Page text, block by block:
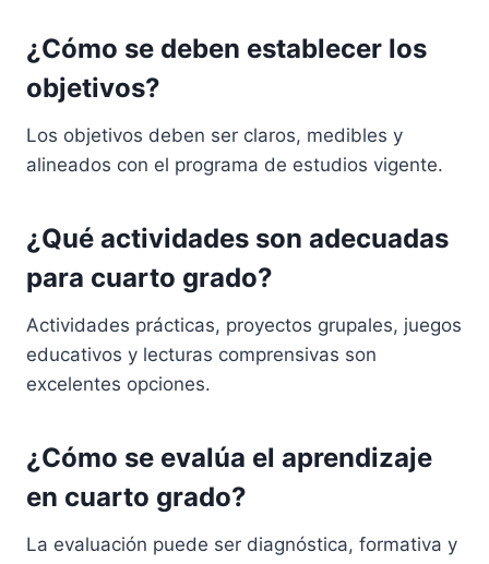
¿Cómo se deben establecer los
objetivos?
Los objetivos deben ser claros, medibles y
alineados con el programa de estudios vigente.
¿Qué actividades son adecuadas
para cuarto grado?
Actividades prácticas, proyectos grupales, juegos
educativos y lecturas comprensivas son
excelentes opciones.
¿Cómo se evalúa el aprendizaje
en cuarto grado?
La evaluación puede ser diagnóstica, formativa y